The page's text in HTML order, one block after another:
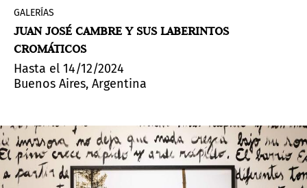
GALERÍAS
JUAN JOSÉ CAMBRE Y SUS LABERINTOS
CROMÁTICOS
Hasta el 14/12/2024
Buenos Aires, Argentina